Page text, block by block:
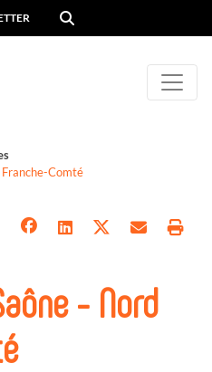
Comté
- Nord